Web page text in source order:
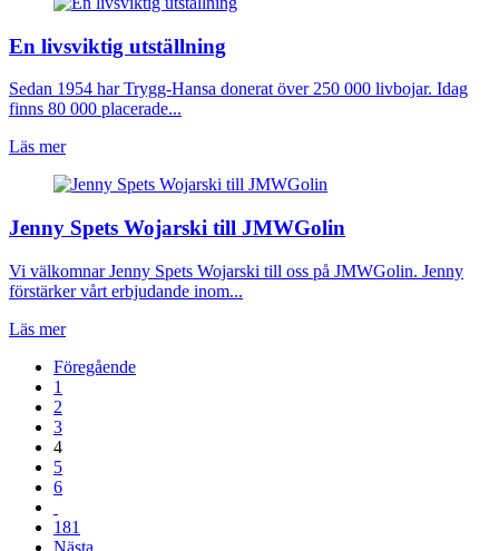
En livsviktig utställning
Sedan 1954 har Trygg-Hansa donerat över 250 000 livbojar. Idag
finns 80 000 placerade...
Läs mer
Jenny Spets Wojarski till JMWGolin
Vi välkomnar Jenny Spets Wojarski till oss på JMWGolin. Jenny
förstärker vårt erbjudande inom...
Läs mer
Föregående
1
2
3
4
5
6
181
Nästa